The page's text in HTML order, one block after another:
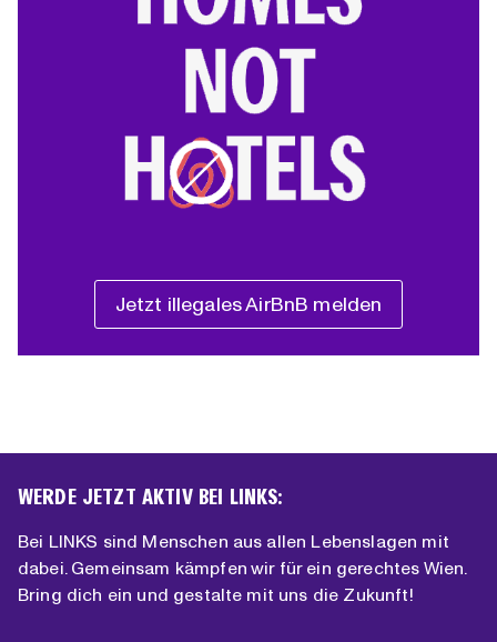
Jetzt illegales AirBnB melden
WERDE JETZT AKTIV BEI LINKS:
Bei LINKS sind Menschen aus allen Lebenslagen mit
dabei. Gemeinsam kämpfen wir für ein gerechtes Wien.
Bring dich ein und gestalte mit uns die Zukunft!